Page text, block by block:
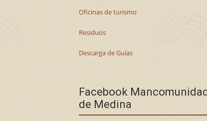
Oficinas de turismo
Residuos
Descarga de Guías
Facebook
de Medina